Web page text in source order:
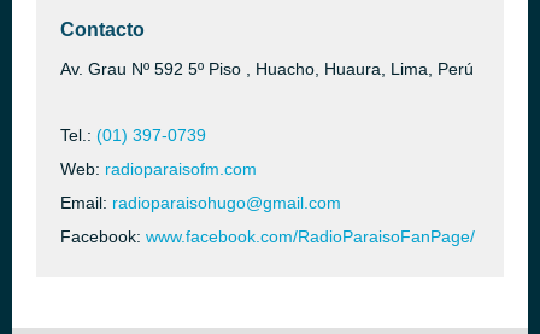
Contacto
Av. Grau Nº 592 5º Piso , Huacho, Huaura, Lima, Perú
Tel.: (01) 397-0739
Web: radioparaisofm.com
Email: radioparaisohugo@gmail.com
Facebook: www.facebook.com/RadioParaisoFanPage/